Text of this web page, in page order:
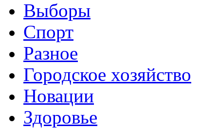
Выборы
Спорт
Разное
Городское хозяйство
Новации
Здоровье